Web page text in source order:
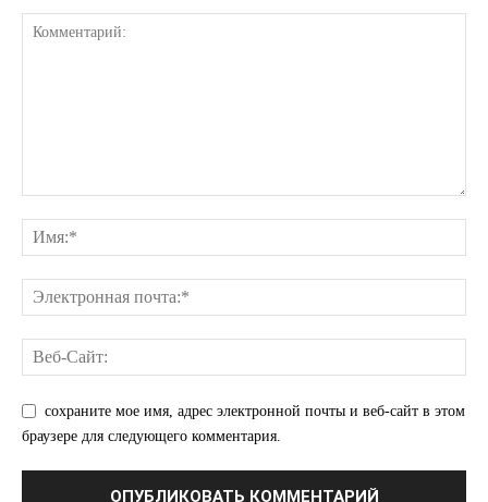
КавПолит
ПОДПИСАТЬСЯ СЕЙЧАС
сохраните мое имя, адрес электронной почты и веб-сайт в этом
браузере для следующего комментария.